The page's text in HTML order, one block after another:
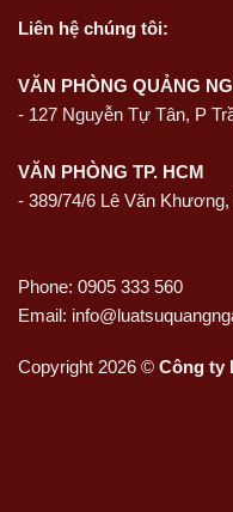
Liên hệ chúng tôi:
VĂN PHÒNG QUẢNG
- 127 Nguyễn Tự Tân, P
VĂN PHÒNG TP. HCM
- 389/74/6 Lê Văn
Phone: 0905 333 560
Email:
Copyright 2026 © Công ty